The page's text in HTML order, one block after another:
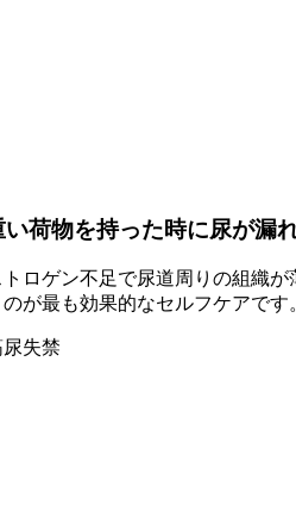
い荷物を持った時に尿が漏
ロゲン不足で尿道周りの組織
が最も効果的なセルフケアで
尿失禁